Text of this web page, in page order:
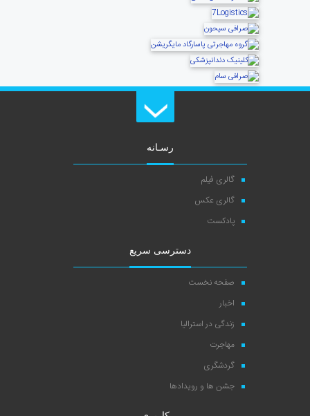
رسـانه
گالری فیلم
گالری عکس
پادکست
دسترسی سریع
صفحه نخست
اخبار
زندگی در استرالیا
مهاجرت
گردشگری
جشن ها و رویدادها